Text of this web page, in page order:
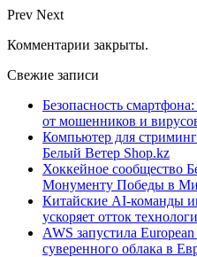
Prev Next
Комментарии закрыты.
Свежие записи
Безопасность
от мошенников и
Компьютер для
Белый Ветер Shop.kz
Хоккейное сообщество
Монументу Победы в
Китайские AI-команды
ускоряет отток
AWS запустила
суверенного облака в